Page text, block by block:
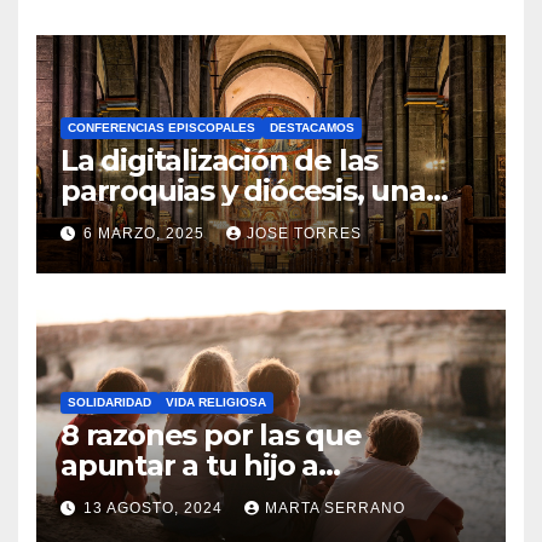
O
H
A
Y
C
O
M
N
T
A
R
I
O
CONFERENCIAS EPISCOPALES DESTACAMOS
La digitalización de las
parroquias y diócesis, una
realidad ya para el futuro de
la Iglesia
6 MARZO, 2025 JOSE TORRES
N
O
H
A
Y
SOLIDARIDAD VIDA RELIGIOSA
8 razones por las que
apuntar a tu hijo a
Catequesis
13 AGOSTO, 2024 MARTA SERRANO